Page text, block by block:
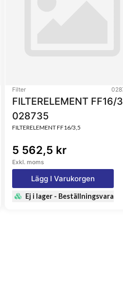
Filter
FILTERELEMENT FF16/
028735
FILTERELEMENT FF16/3,5
5 562,5 kr
Exkl. moms
Lägg I Varukorgen
Ej i lager - Beställningsvara